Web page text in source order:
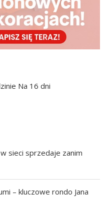
Na 16 dni
sieci sprzedaje zanim
– kluczowe rondo Jana